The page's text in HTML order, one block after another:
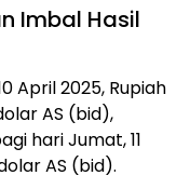
Imbal Hasil
April 2025, Rupiah
AS (bid),
hari Jumat, 11
AS (bid).